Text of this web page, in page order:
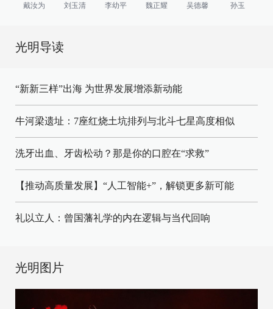
戴汝为
刘玉清 李幼平 魏正耀 吴德馨 孙玉
光明导读
“新新三样”出海 为世界发展增添新动能
牛河梁遗址：7座红烧土坑排列与北斗七星高度相似
洗牙出血、牙齿松动？那是你的口腔在“求救”
【推动高质量发展】“人工智能+”，解锁更多新可能
礼以立人：曾国藩礼学的内在逻辑与当代回响
光明图片